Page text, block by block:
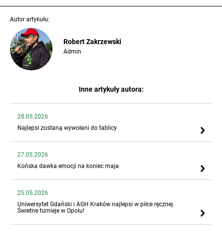
Autor artykułu:
Robert Zakrzewski
Admin
Inne artykuły autora:
28.05.2026
Najlepsi zostaną wywołani do tablicy
27.05.2026
Końska dawka emocji na koniec maja
25.05.2026
Uniwersytet Gdański i AGH Kraków najlepsi w piłce ręcznej.
Świetne turnieje w Opolu!